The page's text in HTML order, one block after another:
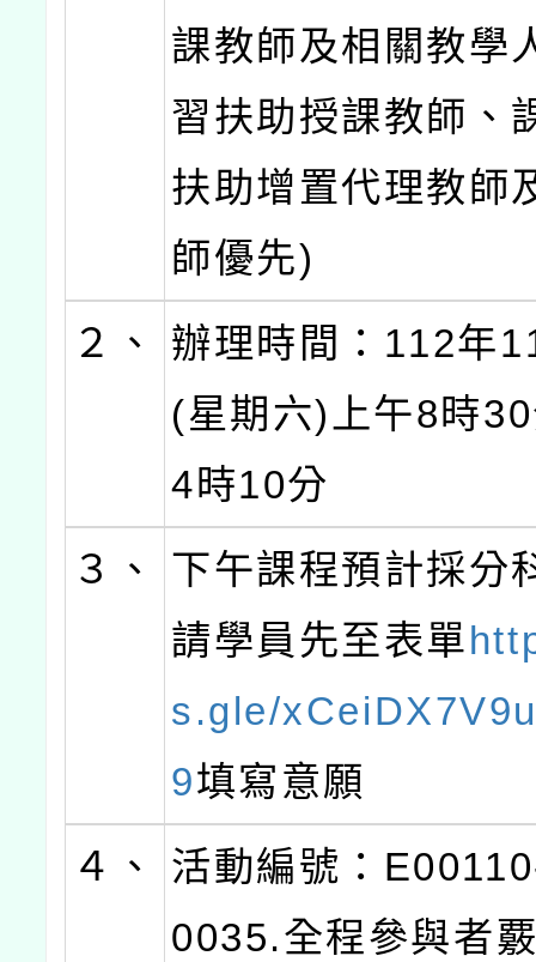
課教師及相關教學
習扶助授課教師、
扶助增置代理教師
師優先)
２、
辦理時間：112年
(星期六)上午8時
4時10分
３、
下午課程預計採分
請學員先至表單
s.gle/
9填寫意願
４、
活動編號：
0035.全程參與者